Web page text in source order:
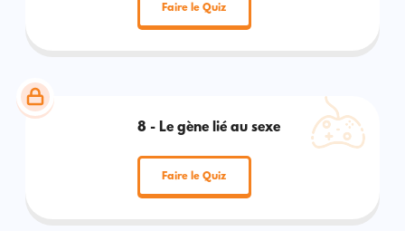
Faire le Quiz
8 - Le gène lié au sexe
Faire le Quiz